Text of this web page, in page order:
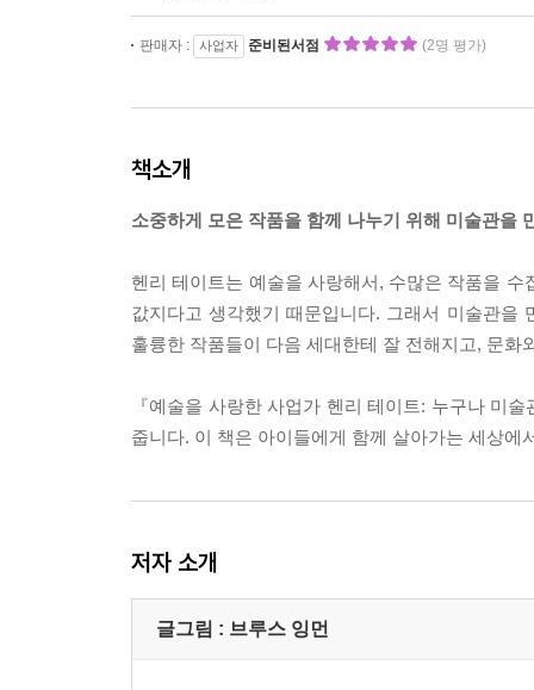
판매자 : 사업자 준비된서점 (2명 평가)
책소개
소중하게 모은 작품을 함께 나누기 위해 미술관을
헨리 테이트는 예술을 사랑해서, 수많은 작품을
값지다고 생각했기 때문입니다. 그래서 미술관을
훌륭한 작품들이 다음 세대한테 잘 전해지고, 문화
『예술을 사랑한 사업가 헨리 테이트: 누구나 미
줍니다. 이 책은 아이들에게 함께 살아가는 세상
저자 소개
글그림 : 브루스 잉먼